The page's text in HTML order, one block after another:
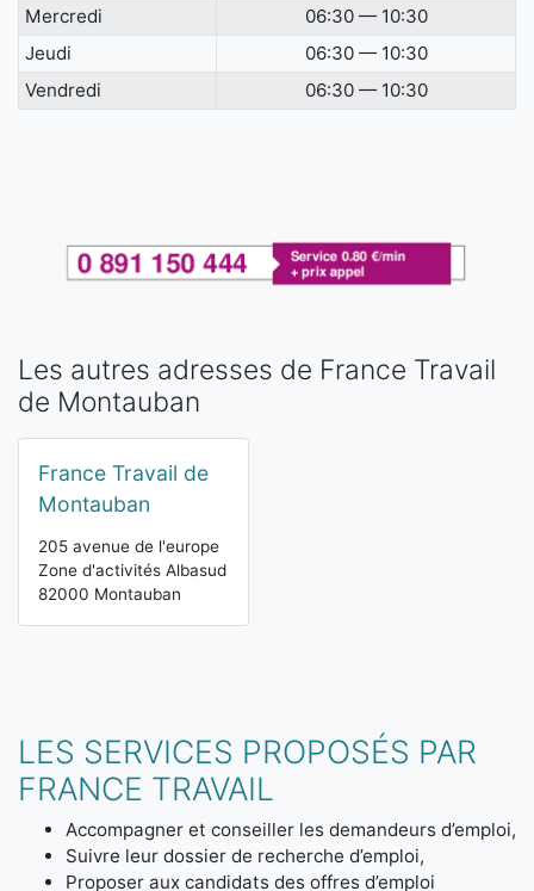
Mercredi
06:30 — 10:30
Jeudi
06:30 — 10:30
Vendredi
06:30 — 10:30
Les autres adresses de France Travail
de Montauban
France Travail de
Montauban
205 avenue de l'europe
Zone d'activités Albasud
82000 Montauban
LES SERVICES PROPOSÉS PAR
FRANCE TRAVAIL
Accompagner et conseiller les demandeurs d’emploi,
Suivre leur dossier de recherche d’emploi,
Proposer aux candidats des offres d’emploi